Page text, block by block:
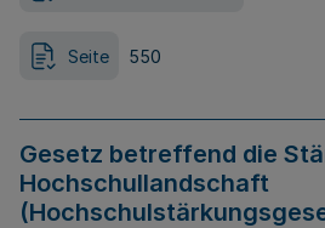
Seite 550
Gesetz betreffend die
Hochschullandschaft